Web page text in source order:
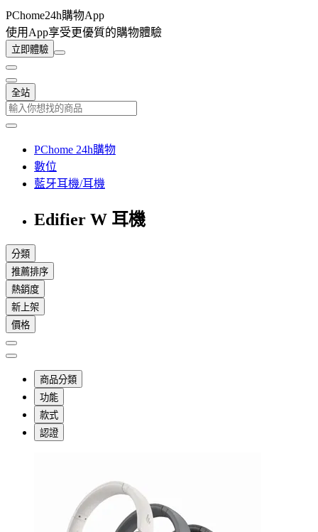
PChome24h購物App
使用App享受更優質的購物體驗
立即體驗
全站
PChome 24h購物
數位
藍牙耳機/耳機
Edifier W 耳機
分類
推薦排序
熱銷度
新上架
價格
商品分類
功能
款式
認證